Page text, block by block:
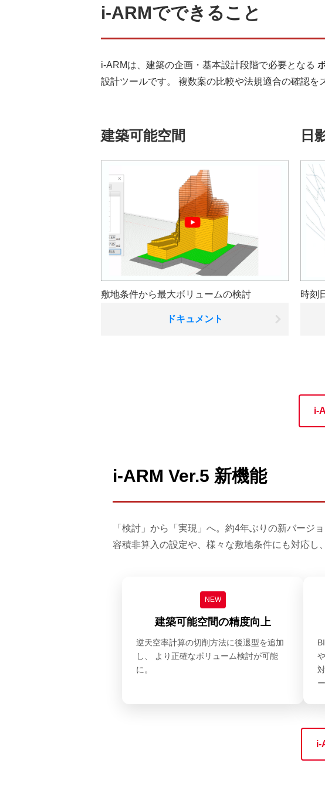
i-ARMでできること
i-ARMは、建築の企画・基本設計段階で必要となる
設計ツールです。 複数案の比較や法規適合の確認を
建築可能空間
敷地条件から最大ボリュームの検討
ドキュメント
日
時刻
i-
i-ARM Ver.5 新機能
「検討」から「実現」へ。約4年ぶりの新バージ
容積非算入の設定や、様々な敷地条件にも対応し
NEW
建築可能空間の精度向上
逆天空率計算の切削方法に後退型を追加
し、 より正確なボリューム検討が可能
に。
i-